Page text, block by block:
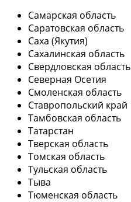
Самарская область
Саратовская область
Саха (Якутия)
Сахалинская область
Свердловская область
Северная Осетия
Смоленская область
Ставропольский край
Тамбовская область
Татарстан
Тверская область
Томская область
Тульская область
Тыва
Тюменская область